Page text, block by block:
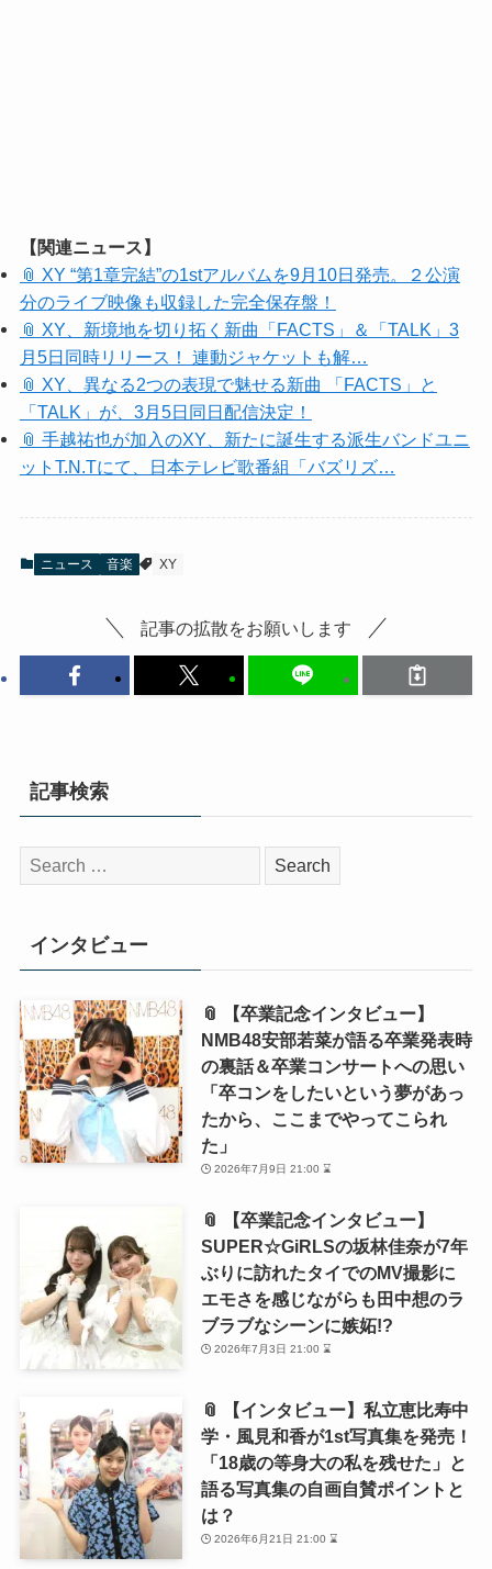
【関連ニュース】
📎 XY “第1章完結”の1stアルバムを9月10日発売。２公演
分のライブ映像も収録した完全保存盤！
📎 XY、新境地を切り拓く新曲「FACTS」＆「TALK」3
月5日同時リリース！ 連動ジャケットも解…
📎 XY、異なる2つの表現で魅せる新曲 「FACTS」と
「TALK」が、3月5日同日配信決定！
📎 手越祐也が加入のXY、新たに誕生する派生バンドユニ
ットT.N.Tにて、日本テレビ歌番組「バズリズ…
ニュース 音楽 XY
記事の拡散をお願いします
記事検索
検
索:
インタビュー
📎 【卒業記念インタビュー】
NMB48安部若菜が語る卒業発表時
の裏話＆卒業コンサートへの思い
「卒コンをしたいという夢があっ
たから、ここまでやってこられ
た」
2026年7月9日 21:00 ⌛
📎 【卒業記念インタビュー】
SUPER☆GiRLSの坂林佳奈が7年
ぶりに訪れたタイでのMV撮影に
エモさを感じながらも田中想のラ
ブラブなシーンに嫉妬!?
2026年7月3日 21:00 ⌛
📎 【インタビュー】私立恵比寿中
学・風見和香が1st写真集を発売！
「18歳の等身大の私を残せた」と
語る写真集の自画自賛ポイントと
は？
2026年6月21日 21:00 ⌛